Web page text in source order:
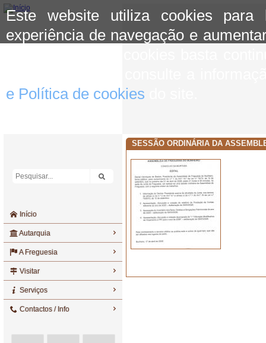
Este website utiliza cookies para
experiência de navegação e
e Política de cookies
Início
Autarquia
A Freguesia
Visitar
Serviços
Contactos / Info
SESSÃO ORDINÁRIA DA